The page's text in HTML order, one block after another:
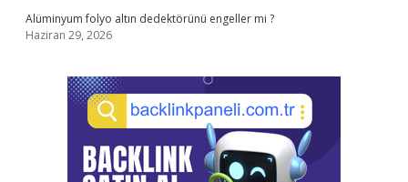
Alüminyum folyo altın dedektörünü engeller mi ?
Haziran 29, 2026